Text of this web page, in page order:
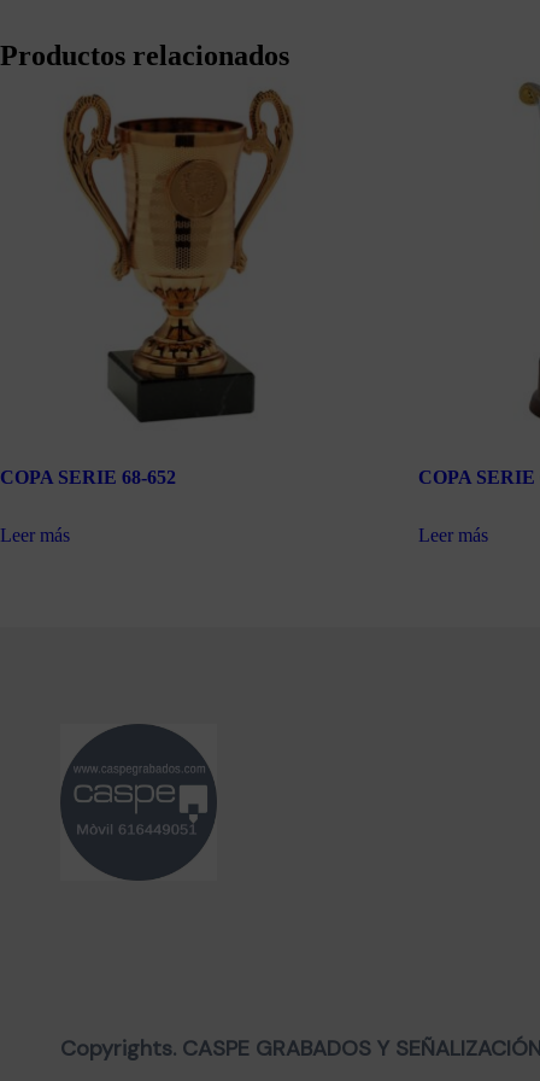
Productos relacionados
COPA SERIE 68-652
Leer más
COPA SERIE
Leer más
Copyrights. CASPE GRABADOS Y